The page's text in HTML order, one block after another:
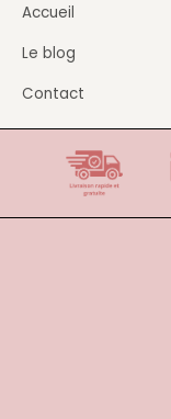
Accueil
Le blog
Contact